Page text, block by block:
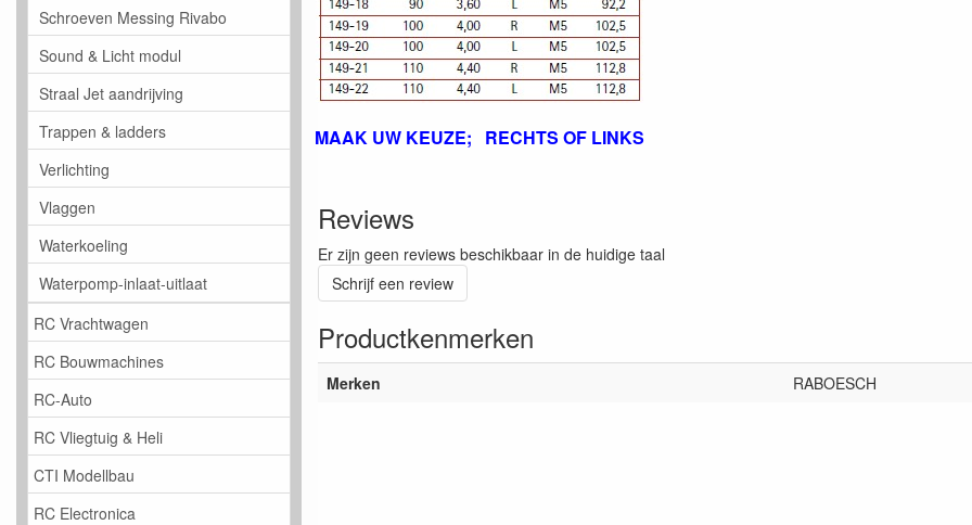
Schroeven Messing Rivabo
Sound & Licht modul
Straal Jet aandrijving
Trappen & ladders
Verlichting
Vlaggen
Waterkoeling
Waterpomp-inlaat-uitlaat
RC Vrachtwagen
RC Bouwmachines
RC-Auto
RC Vliegtuig & Heli
CTI Modellbau
RC Electronica
MAAK UW KEUZE; RECHTS OF LINKS
Reviews
Er zijn geen reviews beschikbaar in de huidige taal
Schrijf een review
Productkenmerken
Merken RABOESCH